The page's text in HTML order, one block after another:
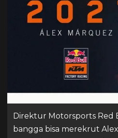
Direktur Motorsports Red
bangga bisa merekrut